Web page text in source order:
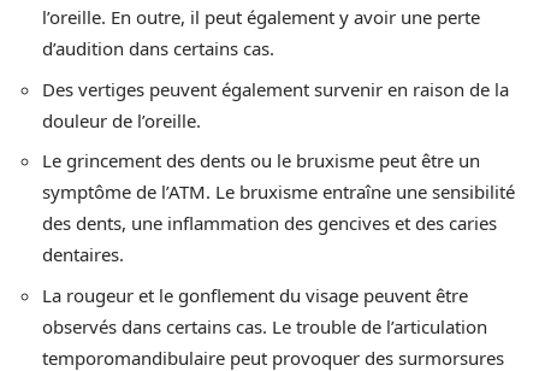
l’oreille. En outre, il peut également y avoir une perte
d’audition dans certains cas.
Des vertiges peuvent également survenir en raison de la
douleur de l’oreille.
Le grincement des dents ou le bruxisme peut être un
symptôme de l’ATM. Le bruxisme entraîne une sensibilité
des dents, une inflammation des gencives et des caries
dentaires.
La rougeur et le gonflement du visage peuvent être
observés dans certains cas. Le trouble de l’articulation
temporomandibulaire peut provoquer des surmorsures